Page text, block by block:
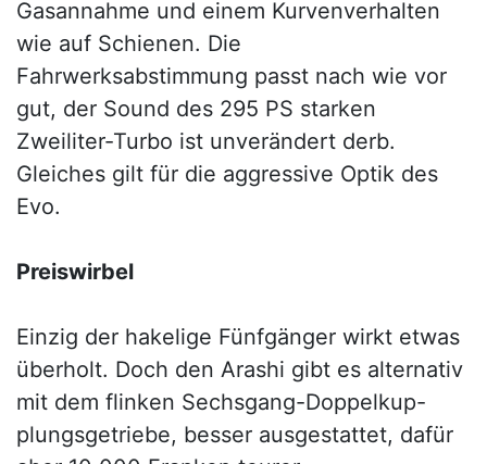
Gasannahme und einem Kurvenverhalten
wie auf Schienen. Die
Fahrwerksabstimmung passt nach wie vor
gut, der Sound des 295 PS starken
Zweiliter-Turbo ist unverändert derb.
Gleiches gilt für die aggressive Optik des
Evo.
Preiswirbel
Einzig der hakelige Fünfgänger wirkt etwas
überholt. Doch den Arashi gibt es alternativ
mit dem flinken Sechsgang-Doppelkup-
plungsgetriebe, besser ausgestattet, dafür